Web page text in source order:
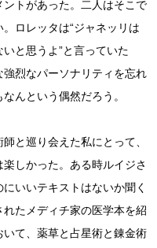
トがあった。二人はそこで
ロレッタは“ジャネッリは
と思うよ”と言っていた
烈なパーソナリティを忘れ
んという偶然だろう。
と巡り会えた私にとって、
しかった。ある時ルイジさ
いいテキストはないか聞く
たメディチ家の医学本を紹
て、薬草と占星術と錬金術